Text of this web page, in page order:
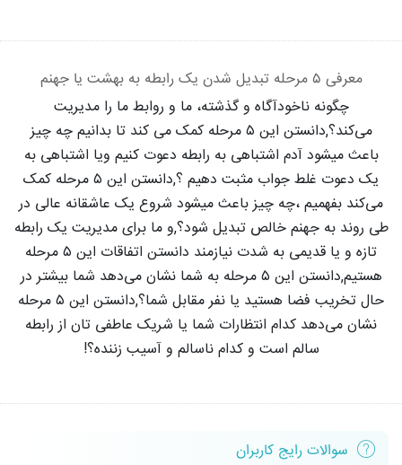
معرفی ۵ مرحله تبدیل شدن یک رابطه به بهشت یا جهنم
چگونه ناخودآگاه و گذشته، ما و روابط ما را مدیریت
می‌کند؟,دانستن این ۵ مرحله کمک می کند تا بدانیم چه چیز
باعث میشود آدم اشتباهی به رابطه دعوت کنیم ویا اشتباهی به
یک دعوت غلط جواب مثبت دهیم ؟,دانستن این ۵ مرحله کمک
می‌کند بفهمیم ،چه چیز باعث میشود شروع یک عاشقانه عالی در
طی روند به جهنم خالص تبدیل شود؟,و ما برای مدیریت یک رابطه
تازه و یا قدیمی به شدت نیازمند دانستن اتفاقات این ۵ مرحله
هستیم,دانستن این ۵ مرحله به شما نشان می‌دهد شما بیشتر در
حال تخریب فضا هستید یا نفر مقابل شما؟,دانستن این ۵ مرحله
نشان می‌دهد کدام انتظارات شما یا شریک عاطفی تان از رابطه
سالم است و کدام ناسالم و آسیب زننده؟!
سوالات رایج کاربران